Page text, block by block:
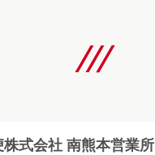
式会社 南熊本営業所